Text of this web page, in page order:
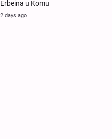
Erbeina u Komu
2 days ago